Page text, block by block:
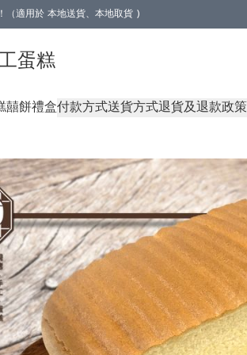
（適用於 本地送貨、本地取貨 )
蛋糕
囍餅禮盒付款方式送貨方式退貨及退款政策